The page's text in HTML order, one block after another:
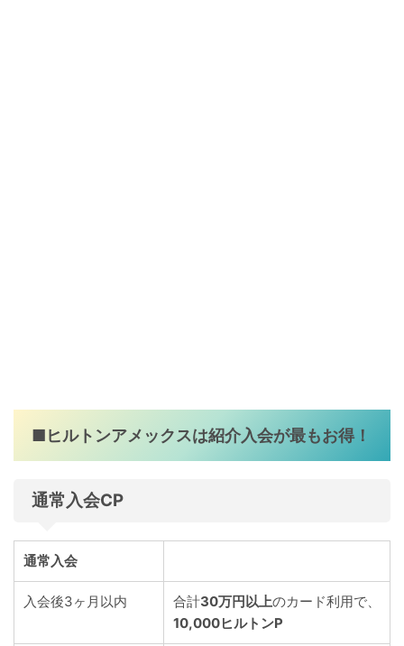
■ヒルトンアメックスは紹介入会が最もお得！
通常入会CP
通常入会
入会後3ヶ月以内 合計30万円以上のカード利用で、
10,000ヒルトンP